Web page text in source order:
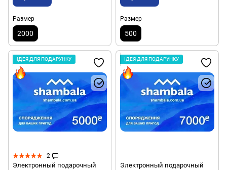
Размер
2000
Размер
500
ІДЕЯ ДЛЯ ПОДАРУНКУ
2
Электронный подарочный
ІДЕЯ ДЛЯ ПОДАРУНКУ
Электронный подарочный